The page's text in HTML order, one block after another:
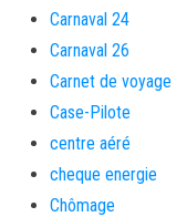
Carnaval 24
Carnaval 26
Carnet de voyage
Case-Pilote
centre aéré
cheque energie
Chômage